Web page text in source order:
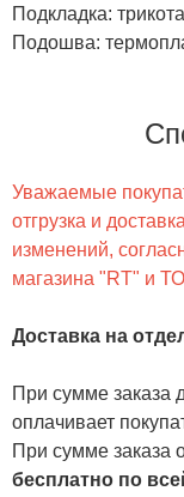
Подкладка:
Подошва:
Уважаемые
отгрузка и
изменений,
магазина "RT" и
Доставка на
При сумме заказа
оплачивает
При сумме заказа
бесплатно по